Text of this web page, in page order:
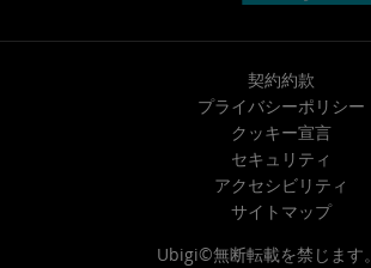
契約約款
プライバシーポリシー
クッキー宣言
セキュリティ
アクセシビリティ
サイトマップ
Ubigi©無断転載を禁じます。